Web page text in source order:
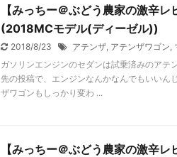
【みっちー＠ぶどう農家の激辛
(2018MCモデル(ディーゼル))
2018/8/23 アテンザ, アテンザワゴン,
ガソリンエンジンのセダンは試乗済みのアテ
先の投稿で、エンジンなんかなんでもいいん
ザワゴンもしっかり変わ ...
【みっちー＠ぶどう農家の激辛